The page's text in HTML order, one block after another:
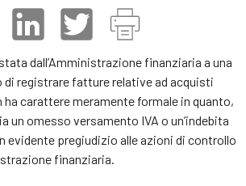
dall’Amministrazione finanziaria a una
di registrare fatture relative ad acquisti
carattere meramente formale in quanto,
un omesso versamento IVA o un’indebita
evidente pregiudizio alle azioni di controllo
finanziaria.